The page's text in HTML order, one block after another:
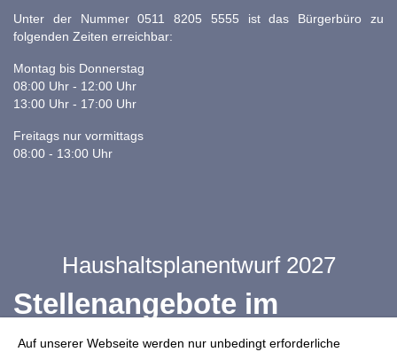
Auf unserer Webseite werden nur unbedingt erforderliche
Unter der Nummer 0511 8205 5555 ist das Bürgerbüro zu
folgenden Zeiten erreichbar:
Montag bis Donnerstag
08:00 Uhr - 12:00 Uhr
13:00 Uhr - 17:00 Uhr
Freitags nur vormittags
08:00 - 13:00 Uhr
Haushaltsplanentwurf 2027
Stellenangebote im